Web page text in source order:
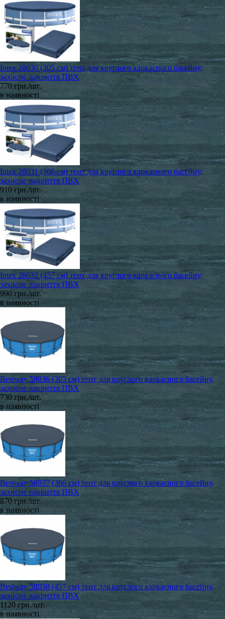
Intex 28030 (305 см) тент для круглого каркасного басейну,
захисне накриття ПВХ
770 грн./шт.
в наявності
Intex 28031 (366 см) тент для круглого каркасного басейну,
захисне накриття ПВХ
910 грн./шт.
в наявності
Intex 28032 (457 см) тент для круглого каркасного басейну,
захисне накриття ПВХ
990 грн./шт.
в наявності
Bestway 58036 (305 см) тент для круглого каркасного басейну,
захисне накриття ПВХ
730 грн./шт.
в наявності
Bestway 58037 (366 см) тент для круглого каркасного басейну,
захисне накриття ПВХ
870 грн./шт.
в наявності
Bestway 58038 (457 см) тент для круглого каркасного басейну,
захисне накриття ПВХ
1120 грн./шт.
в наявності